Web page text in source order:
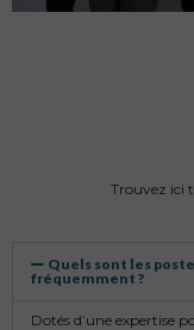
Trouvez ici
Quels sont les
fréquemment ?
Dotés d’une expertise